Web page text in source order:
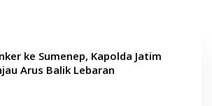
ke Sumenep, Kapolda Jatim
Arus Balik Lebaran